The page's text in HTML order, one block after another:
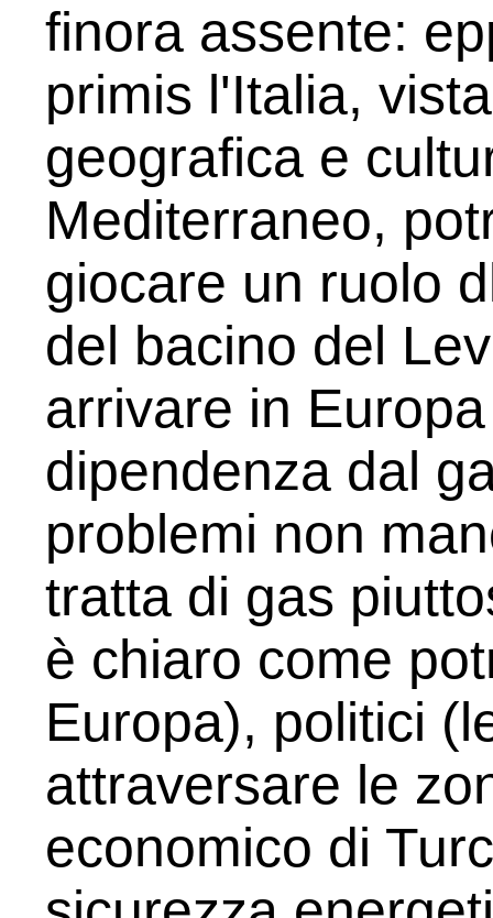
finora assente:
primis l'Italia,
geografica e
Mediterraneo,
giocare un ruolo
del bacino del
arrivare in
dipendenza dal
problemi non
tratta di gas
è chiaro come
Europa), politici
attraversare le
economico di